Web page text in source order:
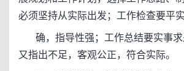
必须坚持从实际出发；工作检查要平
确，指导性强；工作总结要实事求
又指出不足，客观公正，符合实际。